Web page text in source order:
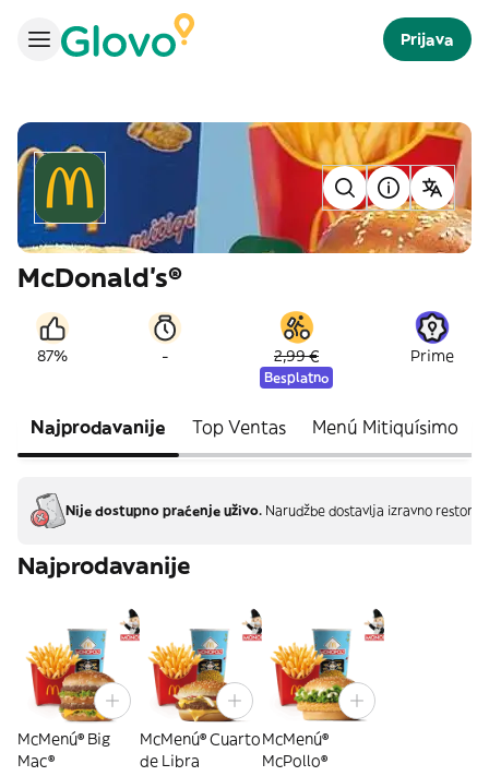
Prijava
McDonald's®
87% - 2,99 €
Besplatno
Prime
Najprodavanije Top Ventas Menú Mitiquísimo
Nije dostupno praćenje uživo. Narudžbe dostavlja izravno
Najprodavanije
McMenú® Big
Mac®
McMenú® Cuarto
de Libra
McMenú®
McPollo®